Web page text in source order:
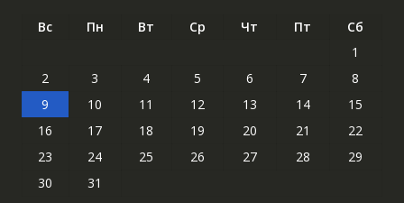
Вс Пн Вт Ср Чт Пт
Сб
1
2
3 4 5 6 7
8
9
10 11 12 13 14
15
16
17 18 19 20 21
22
23
24 25 26 27 28
29
30
31